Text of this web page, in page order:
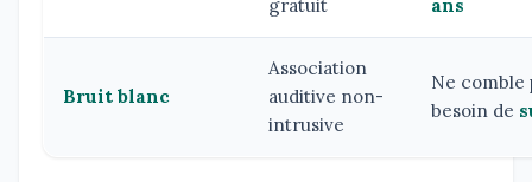
gratuit
ans
Bruit blanc
Association
auditive non-
intrusive
Ne comble
besoin de